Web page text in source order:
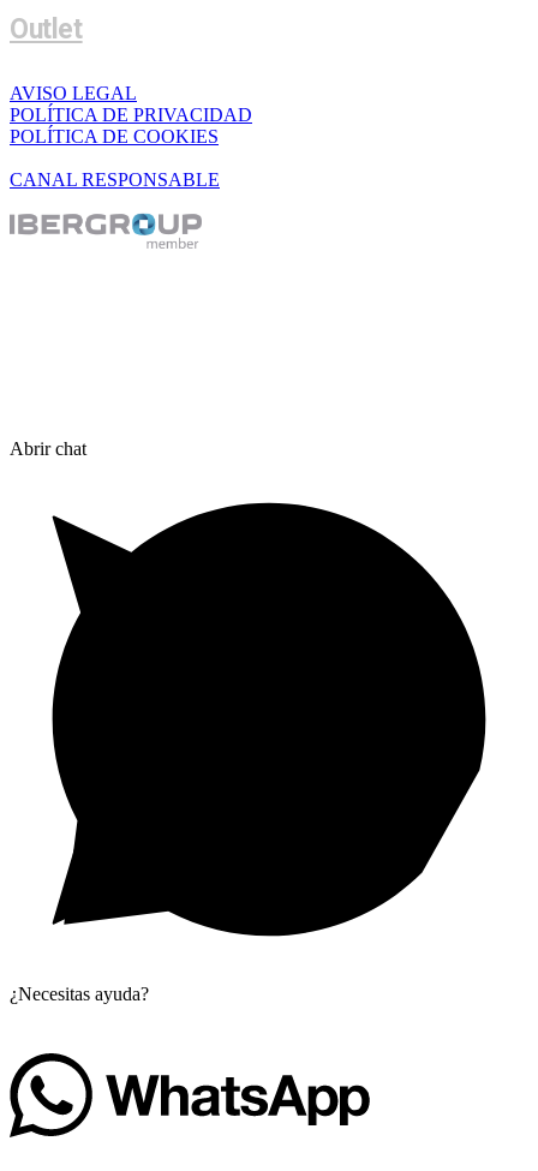
Outlet
AVISO LEGAL
POLÍTICA DE PRIVACIDAD
POLÍTICA DE COOKIES
CANAL RESPONSABLE
Abrir chat
¿Necesitas ayuda?